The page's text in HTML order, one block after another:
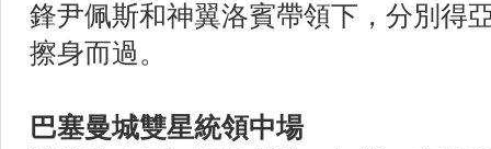
鋒尹佩斯和神翼洛賓帶領下，分別得
擦身而過。
巴塞曼城雙星統領中場